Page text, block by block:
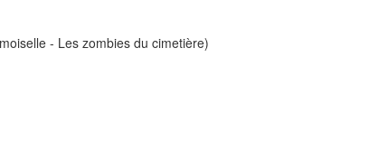
- Les zombies du cimetière)